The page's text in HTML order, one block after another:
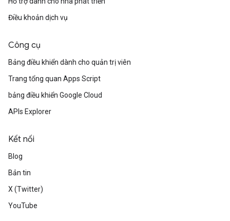
Điều khoản dịch vụ
Công cụ
Bảng điều khiển dành cho quản trị viên
Trang tổng quan Apps Script
bảng điều khiển Google Cloud
APIs Explorer
Kết nối
Blog
Bản tin
X (Twitter)
YouTube